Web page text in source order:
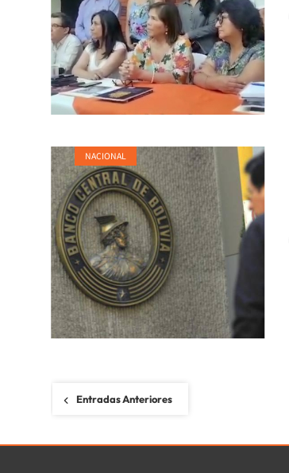
NACIONAL
Navegación
entradas
Entradas Anteriores